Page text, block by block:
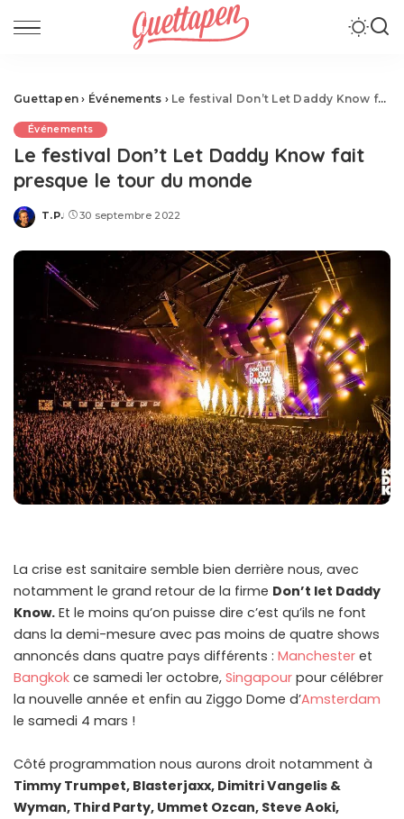
Guettapen › Événements › Le festival Don’t Let Daddy Know fait presque le tour du monde
Événements
Le festival Don’t Let Daddy Know fait
presque le tour du monde
Posted
T.P. 30 septembre 2022
La crise est sanitaire semble bien derrière nous, avec
notamment le grand retour de la firme Don’t let Daddy
Know. Et le moins qu’on puisse dire c’est qu’ils ne font
dans la demi-mesure avec pas moins de quatre shows
annoncés dans quatre pays différents : Manchester et
Bangkok ce samedi 1er octobre, Singapour pour célébrer
la nouvelle année et enfin au Ziggo Dome d’Amsterdam
le samedi 4 mars !
Côté programmation nous aurons droit notamment à
Timmy Trumpet, Blasterjaxx, Dimitri Vangelis &
Wyman, Third Party, Ummet Ozcan, Steve Aoki,